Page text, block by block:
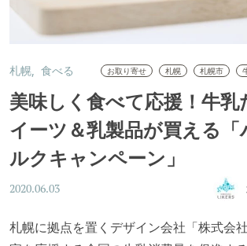
札幌 食べる お取り寄せ 札幌 札幌市
美味しく食べて応援！牛乳
イーツ＆乳製品が買える「
ルクキャンペーン」
2020.06.03
札幌に拠点を置くデザイン会社「株式会